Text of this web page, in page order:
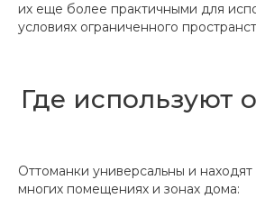
их еще более практичными для
условиях ограниченного
Где используют
Оттоманки универсальны и
многих помещениях и зонах дома: